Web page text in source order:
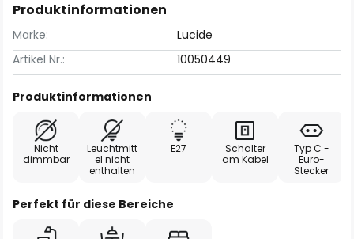
Produktinformationen
Marke:
Lucide
Artikel Nr.:
10050449
Produktinformationen
Nicht
dimmbar
Leuchtmitt
el nicht
enthalten
E27
Schalter
am Kabel
Typ C -
Euro-
Stecker
Perfekt für diese Bereiche